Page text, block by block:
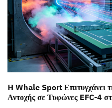
Η Whale Sport Επιτυγχάνει
Αντοχής σε Τυφώνες EFC-4